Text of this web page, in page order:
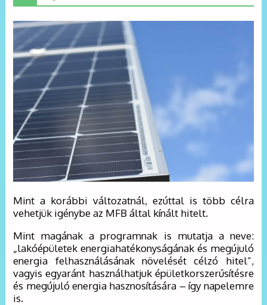
Mint a korábbi változatnál, ezúttal is több célra
vehetjük igénybe az MFB által kínált hitelt.
Mint magának a programnak is mutatja a neve:
„lakóépületek energiahatékonyságának és megújuló
energia felhasználásának növelését célzó hitel”,
vagyis egyaránt használhatjuk épületkorszerűsítésre
és megújuló energia hasznosítására – így napelemre
is.